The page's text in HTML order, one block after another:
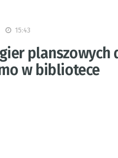
15:43
planszowych
w bibliotece